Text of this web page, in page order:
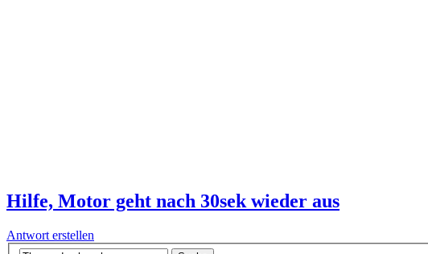
Hilfe, Motor geht nach 30sek wieder aus
Antwort erstellen